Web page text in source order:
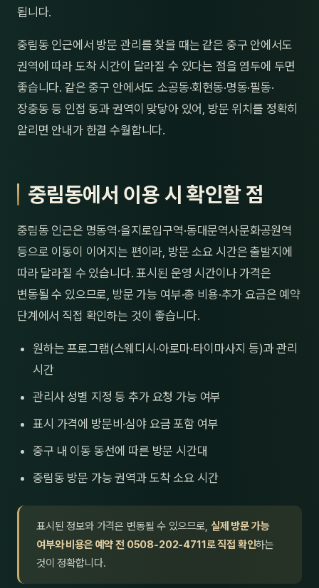
됩니다.
중림동 인근에서 방문 관리를 찾을 때는 같은 중구 안에서도
권역에 따라 도착 시간이 달라질 수 있다는 점을 염두에 두면
좋습니다. 같은 중구 안에서도 소공동·회현동·명동·필동·
장충동 등 인접 동과 권역이 맞닿아 있어, 방문 위치를 정확히
알리면 안내가 한결 수월합니다.
중림동에서 이용 시 확인할 점
중림동 인근은 명동역·을지로입구역·동대문역사문화공원역
등으로 이동이 이어지는 편이라, 방문 소요 시간은 출발지에
따라 달라질 수 있습니다. 표시된 운영 시간이나 가격은
변동될 수 있으므로, 방문 가능 여부·총 비용·추가 요금은 예약
단계에서 직접 확인하는 것이 좋습니다.
원하는 프로그램(스웨디시·아로마·타이마사지 등)과 관리
시간
관리사 성별 지정 등 추가 요청 가능 여부
표시 가격에 방문비·심야 요금 포함 여부
중구 내 이동 동선에 따른 방문 시간대
중림동 방문 가능 권역과 도착 소요 시간
표시된 정보와 가격은 변동될 수 있으므로, 실제 방문 가능
여부와 비용은 예약 전 0508-202-4711로 직접 확인하는
것이 정확합니다.